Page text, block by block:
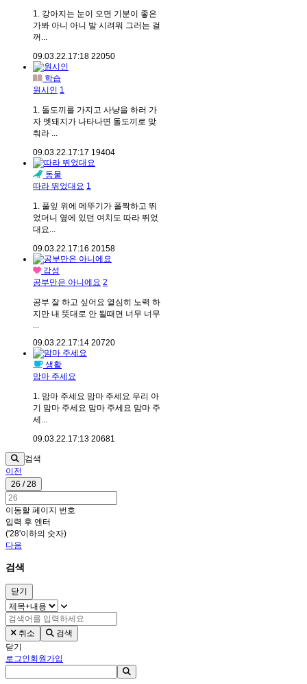
1. 강아지는 눈이 오면 기분이 좋은
가봐 아니 아니 발 시려워 그러는 걸
꺼...
09.03.22.17:18 22050
학습
원시인 1
1. 돌도끼를 가지고 사냥을 하러 가
자 멧돼지가 나타나면 돌도끼로 맞
춰라 ...
09.03.22.17:17 19404
동물
따라 뛰었대요 1
1. 풀잎 위에 메뚜기가 폴짝하고 뛰
었더니 옆에 있던 여치도 따라 뛰었
대요...
09.03.22.17:16 20158
감성
공부만은 아니에요 2
공부 잘 하고 싶어요 열심히 노력 하
지만 내 뜻대로 안 될때면 너무 너무
...
09.03.22.17:14 20720
생활
맘마 주세요
1. 맘마 주세요 맘마 주세요 우리 아
기 맘마 주세요 맘마 주세요 맘마 주
세...
09.03.22.17:13 20681
검색
이전
26 / 28
이동할 페이지 번호
입력 후 엔터
('28'이하의 숫자)
다음
검색
닫기
취소
검색
닫기
로그인회원가입